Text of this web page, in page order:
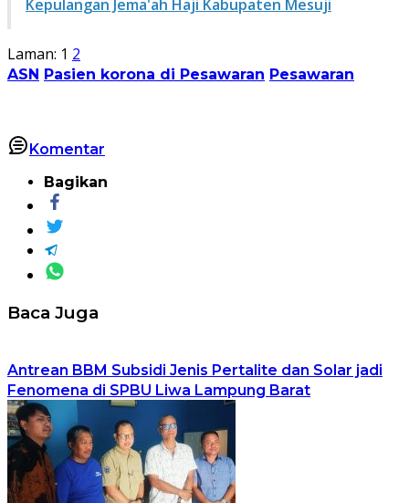
Kepulangan Jema'ah Haji Kabupaten Mesuji
Laman: 1 2
ASN Pasien korona di Pesawaran Pesawaran
Komentar
Bagikan
Baca Juga
Antrean BBM Subsidi Jenis Pertalite dan Solar jadi
Fenomena di SPBU Liwa Lampung Barat